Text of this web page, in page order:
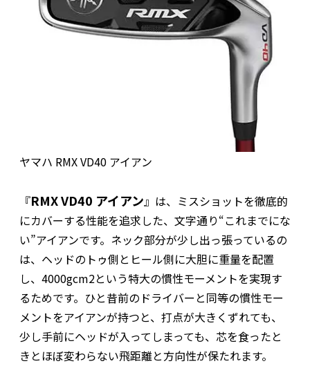
ヤマハ RMX VD40 アイアン
『RMX VD40 アイアン』は、ミスショットを徹底的
にカバーする性能を追求した、文字通り“これまでにな
い”アイアンです。ネック部分が少し出っ張っているの
は、ヘッドのトゥ側とヒール側に大胆に重量を配置
し、4000gcm2という特大の慣性モーメントを実現す
るためです。ひと昔前のドライバーと同等の慣性モー
メントをアイアンが持つと、打点が大きくずれても、
少し手前にヘッドが入ってしまっても、芯を食ったと
きとほぼ変わらない飛距離と方向性が保たれます。